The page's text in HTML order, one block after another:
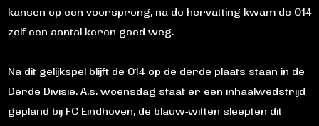
kansen op een voorsprong, na de hervatting kwam de O14
zelf een aantal keren goed weg.
Na dit gelijkspel blijft de O14 op de derde plaats staan in de
Derde Divisie. A.s. woensdag staat er een inhaalwedstrijd
gepland bij FC Eindhoven, de blauw-witten sleepten dit